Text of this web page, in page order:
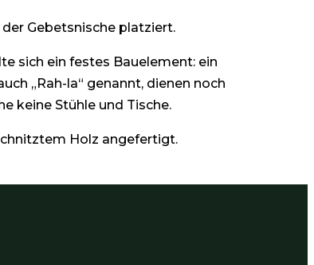
Gebetsnische platziert.
sich ein festes Bauelement: ein
„Rah-la“ genannt, dienen noch
keine Stühle und Tische.
Holz angefertigt.